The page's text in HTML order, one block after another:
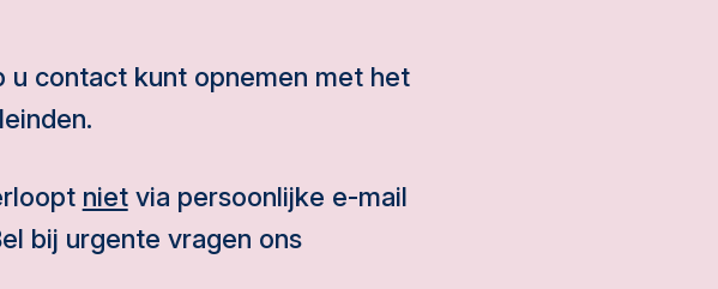
u contact kunt opnemen met het
nietvia persoonlijke e-mail
bij urgente vragen ons